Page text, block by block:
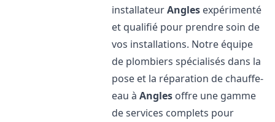
installateurAngles expérimenté
et qualifié pour prendre soin de
vos installations. Notre équipe
de plombiers spécialisés dans la
pose et la réparation de chauffe-
eau àAngles offre une gamme
de services complets pour